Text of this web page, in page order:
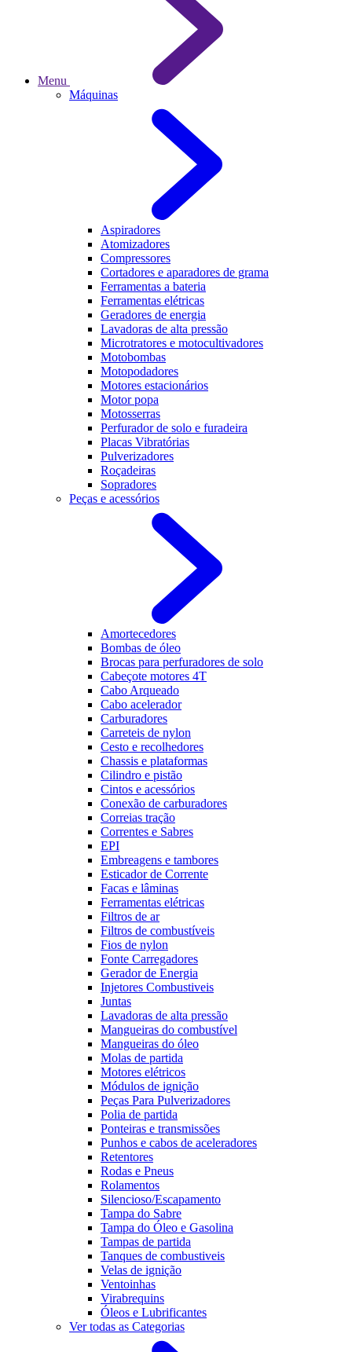
Menu
Máquinas
Aspiradores
Atomizadores
Compressores
Cortadores e aparadores de grama
Ferramentas a bateria
Ferramentas elétricas
Geradores de energia
Lavadoras de alta pressão
Microtratores e motocultivadores
Motobombas
Motopodadores
Motores estacionários
Motor popa
Motosserras
Perfurador de solo e furadeira
Placas Vibratórias
Pulverizadores
Roçadeiras
Sopradores
Peças e acessórios
Amortecedores
Bombas de óleo
Brocas para perfuradores de solo
Cabeçote motores 4T
Cabo Arqueado
Cabo acelerador
Carburadores
Carreteis de nylon
Cesto e recolhedores
Chassis e plataformas
Cilindro e pistão
Cintos e acessórios
Conexão de carburadores
Correias tração
Correntes e Sabres
EPI
Embreagens e tambores
Esticador de Corrente
Facas e lâminas
Ferramentas elétricas
Filtros de ar
Filtros de combustíveis
Fios de nylon
Fonte Carregadores
Gerador de Energia
Injetores Combustiveis
Juntas
Lavadoras de alta pressão
Mangueiras do combustível
Mangueiras do óleo
Molas de partida
Motores elétricos
Módulos de ignição
Peças Para Pulverizadores
Polia de partida
Ponteiras e transmissões
Punhos e cabos de aceleradores
Retentores
Rodas e Pneus
Rolamentos
Silencioso/Escapamento
Tampa do Sabre
Tampa do Óleo e Gasolina
Tampas de partida
Tanques de combustiveis
Velas de ignição
Ventoinhas
Virabrequins
Óleos e Lubrificantes
Ver todas as Categorias